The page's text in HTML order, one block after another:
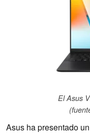
El Asus
Asus ha presentado